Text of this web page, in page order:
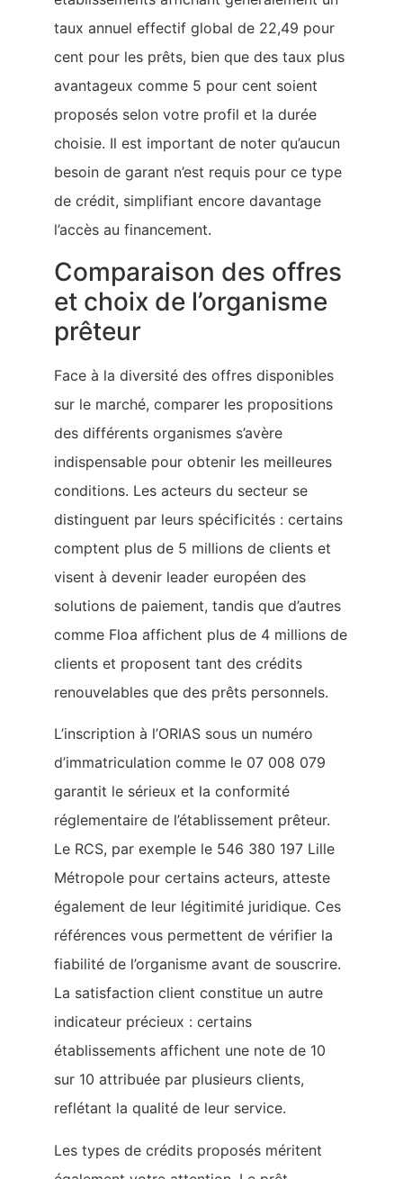
taux annuel effectif global de 22,49 pour
cent pour les prêts, bien que des taux plus
avantageux comme 5 pour cent soient
proposés selon votre profil et la durée
choisie. Il est important de noter qu’aucun
besoin de garant n’est requis pour ce type
de crédit, simplifiant encore davantage
l’accès au financement.
Comparaison des offres
et choix de l’organisme
prêteur
Face à la diversité des offres disponibles
sur le marché, comparer les propositions
des différents organismes s’avère
indispensable pour obtenir les meilleures
conditions. Les acteurs du secteur se
distinguent par leurs spécificités : certains
comptent plus de 5 millions de clients et
visent à devenir leader européen des
solutions de paiement, tandis que d’autres
comme Floa affichent plus de 4 millions de
clients et proposent tant des crédits
renouvelables que des prêts personnels.
L’inscription à l’ORIAS sous un numéro
d’immatriculation comme le 07 008 079
garantit le sérieux et la conformité
réglementaire de l’établissement prêteur.
Le RCS, par exemple le 546 380 197 Lille
Métropole pour certains acteurs, atteste
également de leur légitimité juridique. Ces
références vous permettent de vérifier la
fiabilité de l’organisme avant de souscrire.
La satisfaction client constitue un autre
indicateur précieux : certains
établissements affichent une note de 10
sur 10 attribuée par plusieurs clients,
reflétant la qualité de leur service.
Les types de crédits proposés méritent